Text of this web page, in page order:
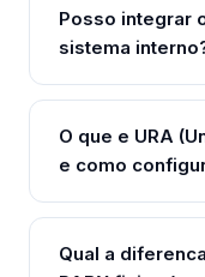
Posso integrar
sistema
O que e URA
e como
Qual a